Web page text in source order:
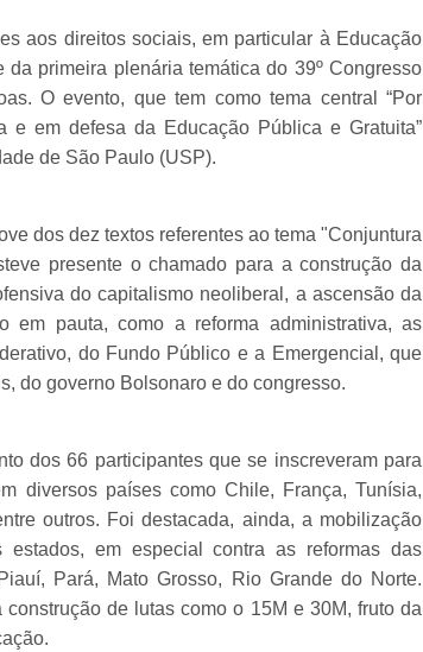
aos direitos sociais, em particular à Educação
primeira plenária temática do 39º Congresso
O evento, que tem como tema central “Por
e em defesa da Educação Pública e Gratuita”
de São Paulo (USP).
dos dez textos referentes ao tema "Conjuntura
presente o chamado para a construção da
do capitalismo neoliberal, a ascensão da
em pauta, como a reforma administrativa, as
do Fundo Público e a Emergencial, que
do governo Bolsonaro e do congresso.
dos 66 participantes que se inscreveram para
diversos países como Chile, França, Tunísia,
outros. Foi destacada, ainda, a mobilização
em especial contra as reformas das
Pará, Mato Grosso, Rio Grande do Norte.
de lutas como o 15M e 30M, fruto da